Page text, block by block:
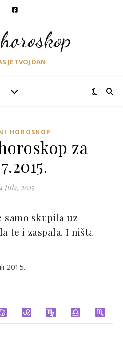
JE TVOJ DAN
HOROSKOP
za
Jula, 2015
samo skupila uz
te i zaspala. I ništa
2015.